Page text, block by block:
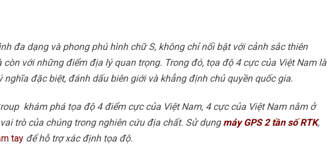
đa dạng và phong phú hình chữ S, không chỉ nổi bật với cảnh sắc thiên
còn với những điểm địa lý quan trọng. Trong đó, tọa độ 4 cực của Việt Nam là
nghĩa đặc biệt, đánh dấu biên giới và khẳng định chủ quyền quốc gia.
khám phá tọa độ 4 điểm cực của Việt Nam, 4 cực của Việt Nam nằm ở
trò của chúng trong nghiên cứu địa chất. Sử dụng máy GPS 2 tần số RTK,
tay để hỗ trợ xác định tọa độ.